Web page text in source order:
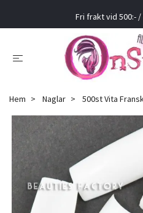
Fri frakt vid 500:-
Hem Naglar 500st Vita